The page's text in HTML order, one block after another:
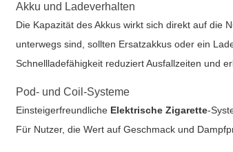
Akku und Ladeverhalten
Die Kapazität des Akkus wirkt sich direkt auf die
unterwegs sind, sollten Ersatzakkus oder ein
Schnellladefähigkeit reduziert Ausfallzeiten und
Pod- und Coil-Systeme
Einsteigerfreundliche Elektrische Zigarette-
Für Nutzer, die Wert auf Geschmack und